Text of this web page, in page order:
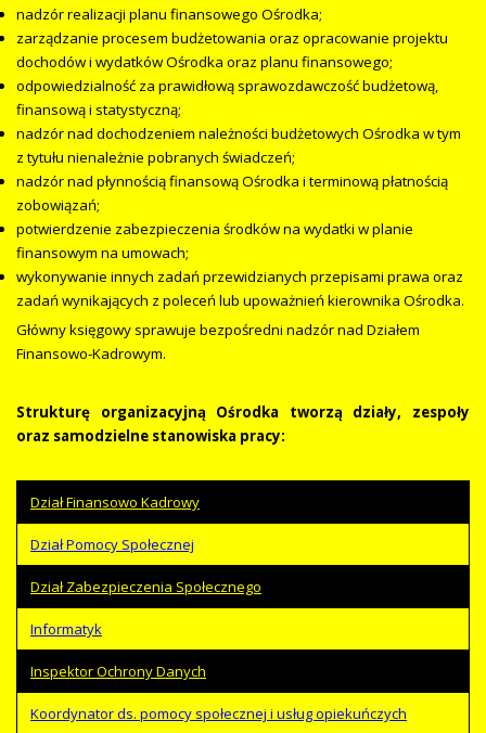
nadzór realizacji planu finansowego Ośrodka;
zarządzanie procesem budżetowania oraz opracowanie projektu
dochodów i wydatków Ośrodka oraz planu finansowego;
odpowiedzialność za prawidłową sprawozdawczość budżetową,
finansową i statystyczną;
nadzór nad dochodzeniem należności budżetowych Ośrodka w tym
z tytułu nienależnie pobranych świadczeń;
nadzór nad płynnością finansową Ośrodka i terminową płatnością
zobowiązań;
potwierdzenie zabezpieczenia środków na wydatki w planie
finansowym na umowach;
wykonywanie innych zadań przewidzianych przepisami prawa oraz
zadań wynikających z poleceń lub upoważnień kierownika Ośrodka.
Główny księgowy sprawuje bezpośredni nadzór nad Działem
Finansowo-Kadrowym.
Strukturę organizacyjną Ośrodka tworzą działy, zespoły
oraz samodzielne stanowiska pracy:
Dział Finansowo Kadrowy
Dział Pomocy Społecznej
Dział Zabezpieczenia Społecznego
Informatyk
Inspektor Ochrony Danych
Koordynator ds. pomocy społecznej i usług opiekuńczych